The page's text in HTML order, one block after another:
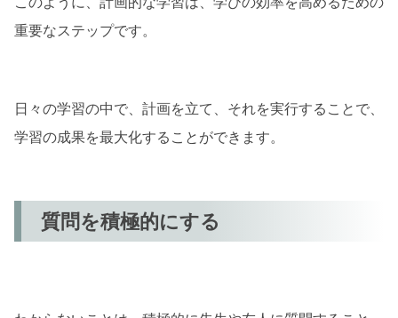
重要なステップです。
日々の学習の中で、計画を立て、それを実行することで、
学習の成果を最大化することができます。
質問を積極的にする